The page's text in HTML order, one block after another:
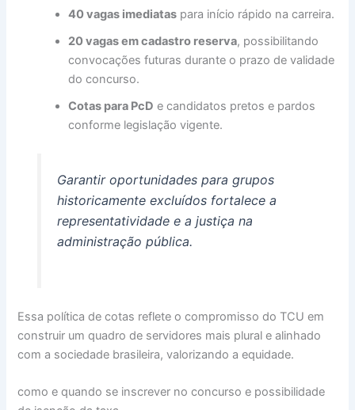
40 vagas imediatas para início rápido na carreira.
20 vagas em cadastro reserva, possibilitando
convocações futuras durante o prazo de validade
do concurso.
Cotas para PcD e candidatos pretos e pardos
conforme legislação vigente.
Garantir oportunidades para grupos
historicamente excluídos fortalece a
representatividade e a justiça na
administração pública.
Essa política de cotas reflete o compromisso do TCU em
construir um quadro de servidores mais plural e alinhado
com a sociedade brasileira, valorizando a equidade.
como e quando se inscrever no concurso e possibilidade